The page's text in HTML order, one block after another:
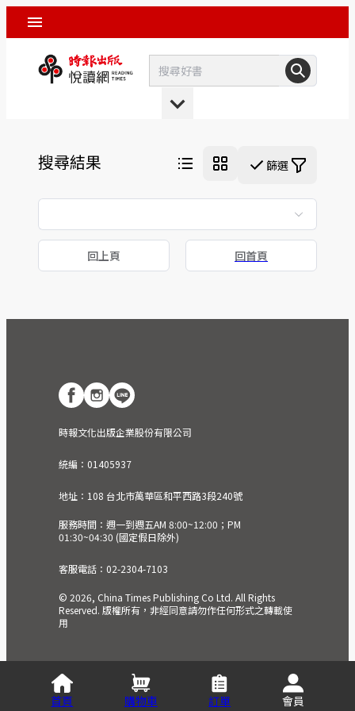
搜尋結果 篩選
回上頁 回首頁
時報文化出版企業股份有限公司
統編：01405937
地址：108 台北市萬華區和平西路3段240號
服務時間：週一到週五AM 8:00~12:00；PM
01:30~04:30 (國定假日除外)
客服電話：02-2304-7103
© 2026, China Times Publishing Co Ltd. All Rights
Reserved. 版權所有，非經同意請勿作任何形式之轉載使
用
首頁 購物車 訂單 會員